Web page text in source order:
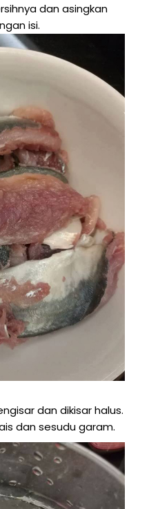
dan asingkan
isi.
dan dikisar halus.
dan sesudu garam.